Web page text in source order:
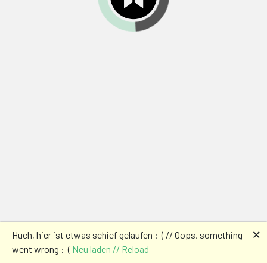
Huch, hier ist etwas schief gelaufen :-( // Oops, something
went wrong :-( Neu laden // Reload
🗙